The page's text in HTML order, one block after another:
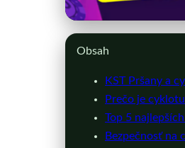
Obsah
KST Pršany a
Prečo je
Top 5
Bezpečnosť na